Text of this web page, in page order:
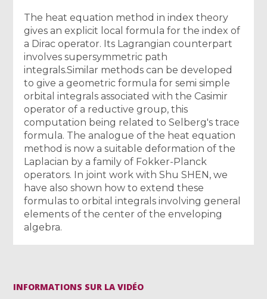
The heat equation method in index theory
gives an explicit local formula for the index of
a Dirac operator. Its Lagrangian counterpart
involves supersymmetric path
integrals.Similar methods can be developed
to give a geometric formula for semi simple
orbital integrals associated with the Casimir
operator of a reductive group, this
computation being related to Selberg's trace
formula. The analogue of the heat equation
method is now a suitable deformation of the
Laplacian by a family of Fokker-Planck
operators. In joint work with Shu SHEN, we
have also shown how to extend these
formulas to orbital integrals involving general
elements of the center of the enveloping
algebra.
INFORMATIONS SUR LA VIDÉO